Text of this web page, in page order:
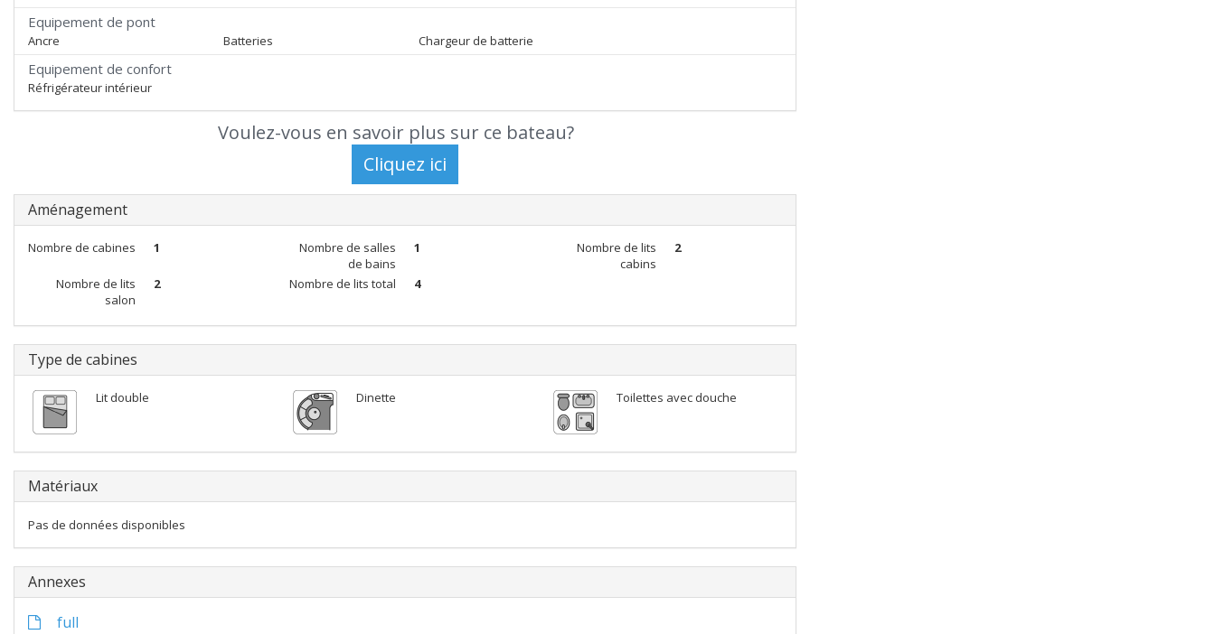
Equipement de pont
Ancre Batteries Chargeur de batterie
Equipement de confort
Réfrigérateur intérieur
Voulez-vous en savoir plus sur ce bateau?
Aménagement
Nombre de cabines 1
Nombre de salles
de bains
1
Nombre de lits
cabins
2
Nombre de lits
salon
2 Nombre de lits total 4
Type de cabines
Lit double Dinette Toilettes avec douche
Matériaux
Pas de données disponibles
Annexes
full